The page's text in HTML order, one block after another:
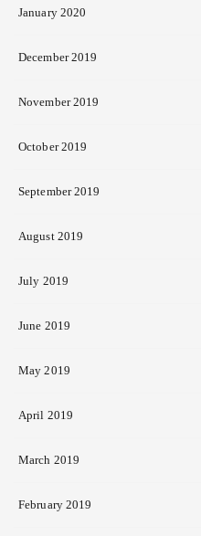
January 2020
December 2019
November 2019
October 2019
September 2019
August 2019
July 2019
June 2019
May 2019
April 2019
March 2019
February 2019